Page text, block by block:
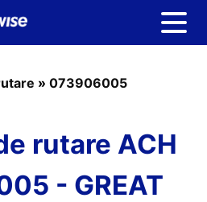
» 073906005
rutare ACH
- GREAT